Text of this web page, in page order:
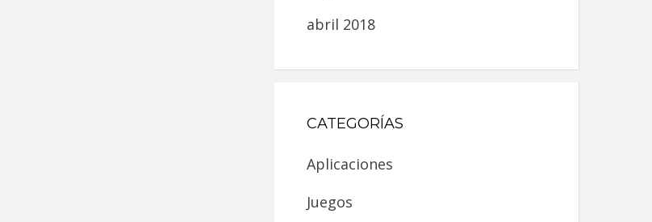
abril 2018
CATEGORÍAS
Aplicaciones
Juegos